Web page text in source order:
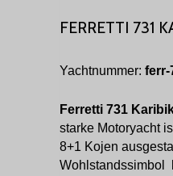
FERRETTI 731
Yachtnummer: ferr-
Ferretti 731
starke Motoryacht
8+1 Kojen
Wohlstandssimbol